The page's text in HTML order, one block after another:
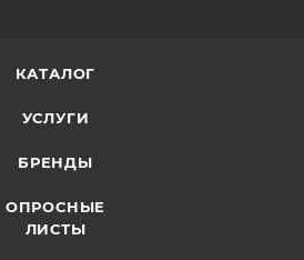
КАТАЛОГ
УСЛУГИ
БРЕНДЫ
ОПРОСНЫЕ
ЛИСТЫ